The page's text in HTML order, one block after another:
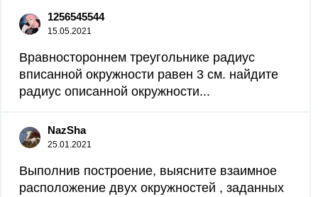
1256545544
15.05.2021
Вравностороннем треугольнике радиус
вписанной окружности равен 3 см. найдите
радиус описанной окружности...
NazSha
25.01.2021
Выполнив построение, выясните взаимное
расположение двух окружностей , заданных